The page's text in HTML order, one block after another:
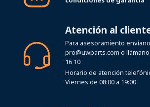
Atención al
Para asesoramiento
pro@uwparts.com o
16 10
Horario de atención
Viernes de 08:00 a 19:00